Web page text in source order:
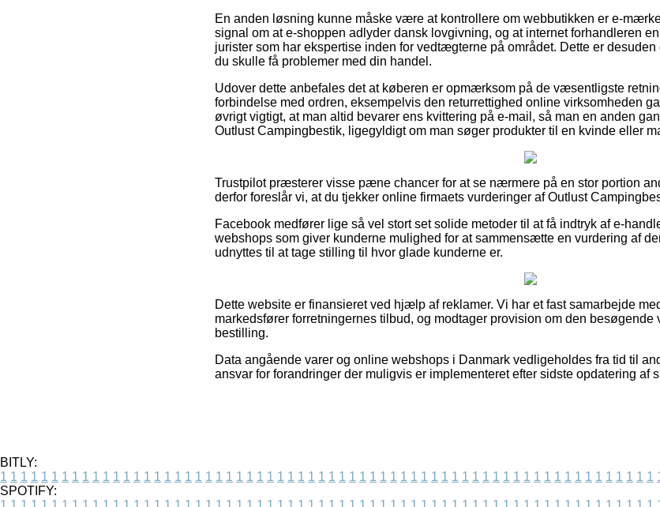
En anden løsning kunne måske være at kontrollere om webbutikken er e-
signal om at e-shoppen adlyder dansk lovgivning, og at internet forhandleren
jurister som har ekspertise inden for vedtægterne på området. Dette er
du skulle få problemer med din handel.
Udover dette anbefales det at køberen er opmærksom på de væsentligste
forbindelse med ordren, eksempelvis den returrettighed online virksomheden
øvrigt vigtigt, at man altid bevarer ens kvittering på e-mail, så man en anden
Outlust Campingbestik, ligegyldigt om man søger produkter til en kvinde eller
Trustpilot præsterer visse pæne chancer for at se nærmere på en stor portion
derfor foreslår vi, at du tjekker online firmaets vurderinger af Outlust
Facebook medfører lige så vel stort set solide metoder til at få indtryk af e-
webshops som giver kunderne mulighed for at sammensætte en vurdering af
udnyttes til at tage stilling til hvor glade kunderne er.
Dette website er finansieret ved hjælp af reklamer. Vi har et fast samarbejde
markedsfører forretningernes tilbud, og modtager provision om den besøgende
bestilling.
Data angående varer og online webshops i Danmark vedligeholdes fra tid til
ansvar for forandringer der muligvis er implementeret efter sidste opdatering af
BITLY:
1 1 1 1 1 1 1 1 1 1 1 1 1 1 1 1 1 1 1 1 1 1 1 1 1 1 1 1 1 1 1 1 1 1 1 1 1 1 1 1 1 1 1 1 1 1 1 1 1 1 1 1 1 1 1 1 1 1 1 1 1 1 1 1
SPOTIFY: